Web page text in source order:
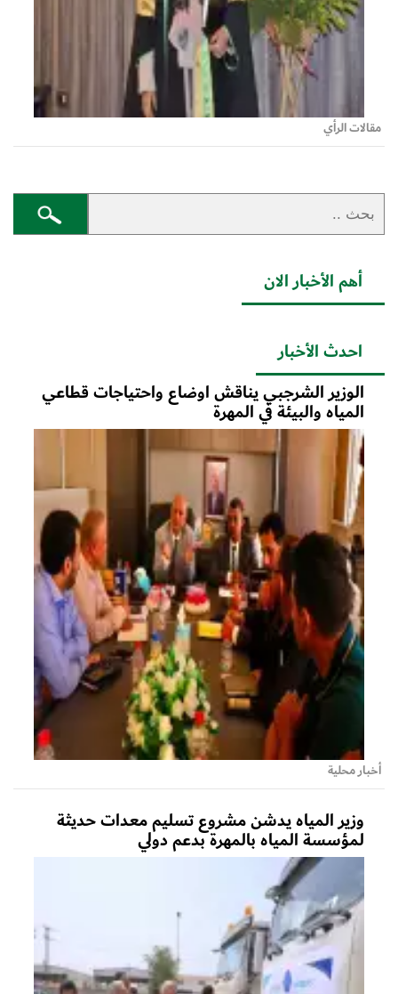
مقالات الرأي
أهم الأخبار الان
احدث الأخبار
الوزير الشرجبي يناقش اوضاع واحتياجات قطاعي
المياه والبيئة في المهرة
أخبار محلية
وزير المياه يدشن مشروع تسليم معدات حديثة
لمؤسسة المياه بالمهرة بدعم دولي